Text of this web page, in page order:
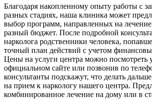
Благодаря накопленному опыту работы с
разных стадиях, наша клиника может
выбор программ, направленных на
разный бюджет. После подробной
нарколога родственники человека,
точный план действий с учетом
Цены на услуги центра можно посмотреть
официальном сайте или позвонив по
консультанты подскажут, что делать
на прием к наркологу нашего центра.
комбинированное лечение на дому или в